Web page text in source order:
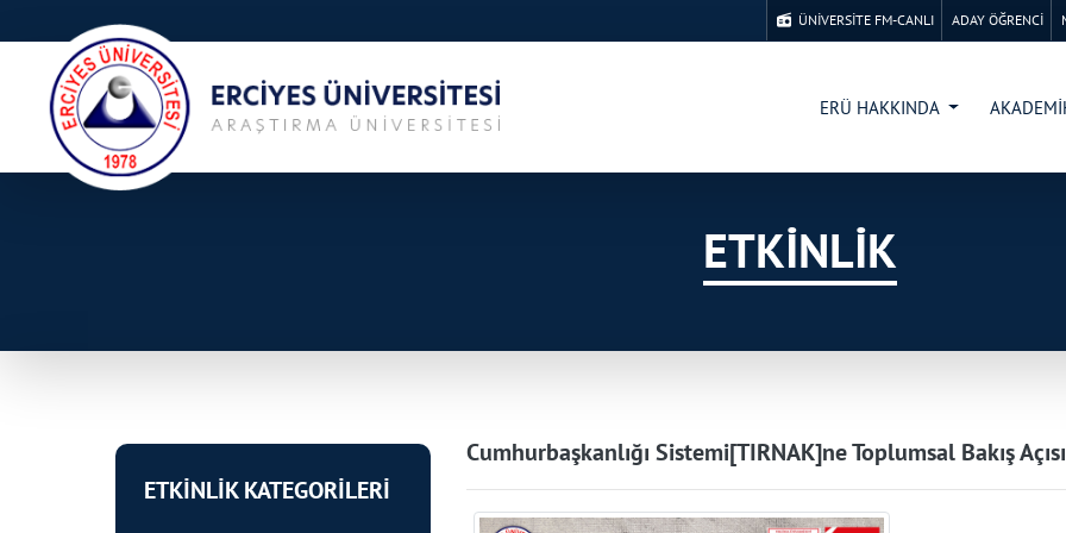
ÜNİVERSİTE FM-CANLI ADAY ÖĞRENCİ
ERÜ HAKKINDA
ETKİNLİK
ETKİNLİK KATEGORİLERİ
Cumhurbaşkanlığı Sistemi[TIRNAK]ne Toplumsal Bakış Açısı